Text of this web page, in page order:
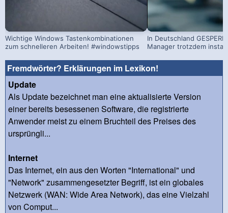
Wichtige Windows Tastenkombinationen
zum schnelleren Arbeiten! #windowstipps
In Deutschland
Manager trotzdem
Fremdwörter? Erklärungen im Lexikon!
Update
Als Update bezeichnet man eine aktualisierte Version
einer bereits besessenen Software, die registrierte
Anwender meist zu einem Bruchteil des Preises des
ursprüngli...
Internet
Das Internet, ein aus den Worten "International" und
"Network" zusammengesetzter Begriff, ist ein globales
Netzwerk (WAN: Wide Area Network), das eine Vielzahl
von Comput...